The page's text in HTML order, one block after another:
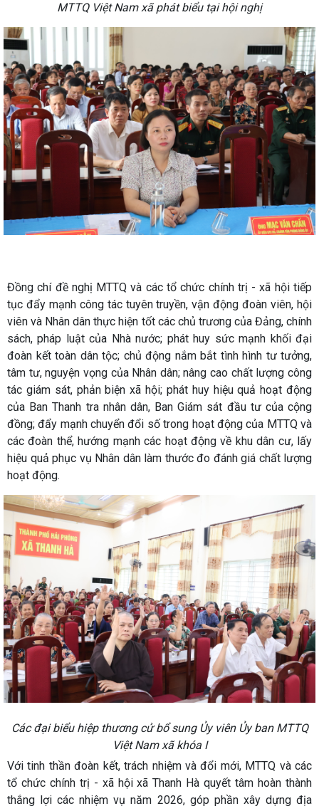
MTTQ Việt Nam xã phát biểu tại hội nghị
Đồng chí đề nghị MTTQ và các tổ chức chính trị - xã hội tiếp
tục đẩy mạnh công tác tuyên truyền, vận động đoàn viên, hội
viên và Nhân dân thực hiện tốt các chủ trương của Đảng, chính
sách, pháp luật của Nhà nước; phát huy sức mạnh khối đại
đoàn kết toàn dân tộc; chủ động nắm bắt tình hình tư tưởng,
tâm tư, nguyện vọng của Nhân dân; nâng cao chất lượng công
tác giám sát, phản biện xã hội; phát huy hiệu quả hoạt động
của Ban Thanh tra nhân dân, Ban Giám sát đầu tư của cộng
đồng; đẩy mạnh chuyển đổi số trong hoạt động của MTTQ và
các đoàn thể, hướng mạnh các hoạt động về khu dân cư, lấy
hiệu quả phục vụ Nhân dân làm thước đo đánh giá chất lượng
hoạt động.
Các đại biểu hiệp thương cử bổ sung Ủy viên Ủy ban MTTQ
Việt Nam xã khóa I
Với tinh thần đoàn kết, trách nhiệm và đổi mới, MTTQ và các
tổ chức chính trị - xã hội xã Thanh Hà quyết tâm hoàn thành
thắng lợi các nhiệm vụ năm 2026, góp phần xây dựng địa